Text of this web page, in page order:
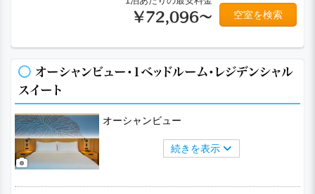
￥72,096～ 空室を検索
オーシャンビュー・1ベッドルーム・レジデンシャル
スイート
オーシャンビュー
続きを表示